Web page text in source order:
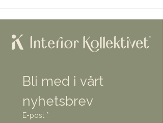
Bli med i vårt
nyhetsbrev
E-post *